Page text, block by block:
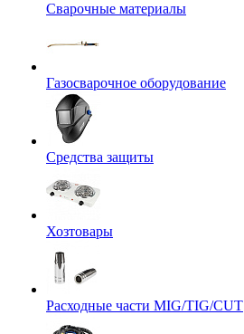
Сварочные материалы
Газосварочное оборудование
Средства защиты
Хозтовары
Расходные части MIG/TIG/CUT